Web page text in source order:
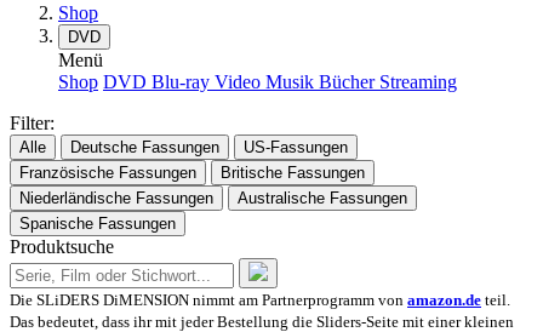
Shop
DVD
Menü
Shop DVD Blu-ray Video Musik Bücher Streaming
Filter:
Alle Deutsche Fassungen
US-Fassungen
Französische Fassungen
Britische Fassungen
Niederländische Fassungen
Australische Fassungen
Spanische Fassungen
Produktsuche
Die SLiDERS DiMENSION nimmt am Partnerprogramm von amazon.de teil.
Das bedeutet, dass ihr mit jeder Bestellung die Sliders-Seite mit einer kleinen